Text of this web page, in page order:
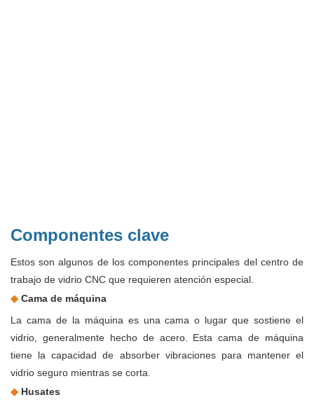
Componentes clave
Estos son algunos de los componentes principales del centro de
trabajo de vidrio CNC que requieren atención especial.
◆ Cama de máquina
La cama de la máquina es una cama o lugar que sostiene el
vidrio, generalmente hecho de acero. Esta cama de máquina
tiene la capacidad de absorber vibraciones para mantener el
vidrio seguro mientras se corta.
◆ Husates